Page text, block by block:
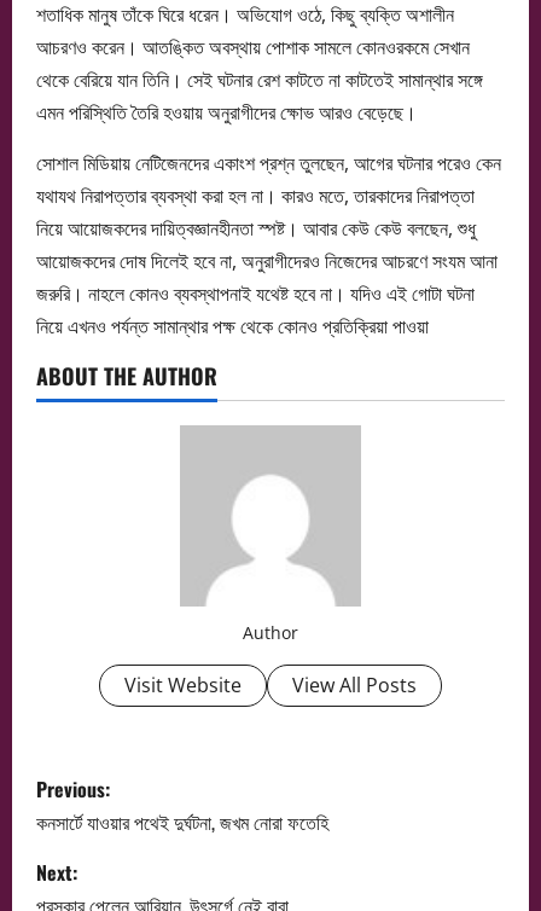
শতাধিক মানুষ তাঁকে ঘিরে ধরেন। অভিযোগ ওঠে, কিছু ব্যক্তি অশালীন
আচরণও করেন। আতঙ্কিত অবস্থায় পোশাক সামলে কোনওরকমে সেখান
থেকে বেরিয়ে যান তিনি। সেই ঘটনার রেশ কাটতে না কাটতেই সামান্থার সঙ্গে
এমন পরিস্থিতি তৈরি হওয়ায় অনুরাগীদের ক্ষোভ আরও বেড়েছে।
সোশাল মিডিয়ায় নেটিজেনদের একাংশ প্রশ্ন তুলছেন, আগের ঘটনার পরেও কেন
যথাযথ নিরাপত্তার ব্যবস্থা করা হল না। কারও মতে, তারকাদের নিরাপত্তা
নিয়ে আয়োজকদের দায়িত্বজ্ঞানহীনতা স্পষ্ট। আবার কেউ কেউ বলছেন, শুধু
আয়োজকদের দোষ দিলেই হবে না, অনুরাগীদেরও নিজেদের আচরণে সংযম আনা
জরুরি। নাহলে কোনও ব্যবস্থাপনাই যথেষ্ট হবে না। যদিও এই গোটা ঘটনা
নিয়ে এখনও পর্যন্ত সামান্থার পক্ষ থেকে কোনও প্রতিক্রিয়া পাওয়া
ABOUT THE AUTHOR
Author
Visit Website View All Posts
P
o
s
Previous:
কনসার্টে যাওয়ার পথেই দুর্ঘটনা, জখম নোরা ফতেহি
Next: